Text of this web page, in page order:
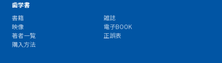
歯学書
書籍
雑誌
映像
電子BOOK
著者一覧
正誤表
購入方法